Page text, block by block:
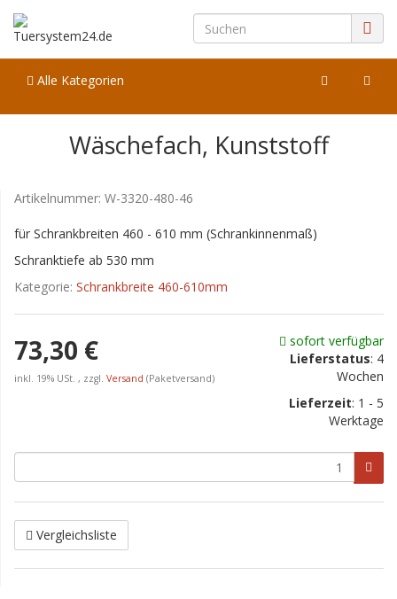
Alle Kategorien
Wäschefach, Kunststoff
Artikelnummer: W-3320-480-46
für Schrankbreiten 460 - 610 mm (Schrankinnenmaß)
Schranktiefe ab 530 mm
Kategorie: Schrankbreite 460-610mm
73,30 €
inkl. 19% USt. , zzgl. Versand (Paketversand)
sofort verfügbar
Lieferstatus: 4
Wochen
Lieferzeit: 1 - 5
Werktage
Vergleichsliste